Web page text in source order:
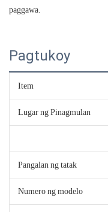
paggawa.
Pagtukoy
Item
Lugar ng Pinagmulan
Pangalan ng tatak
Numero ng modelo